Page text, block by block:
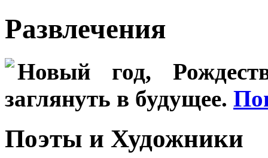
Развлечения
Новый год,
заглянуть в будущее.
Поэты и Художники